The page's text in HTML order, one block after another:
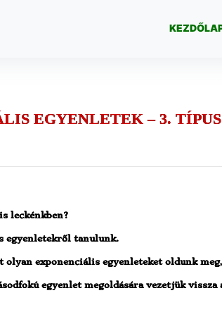
EGYENLETEK – 3.
leckénkben?
egyenletekről tanulunk.
exponenciális egyenleteket oldunk
egyenlet megoldására vezetjük vissza